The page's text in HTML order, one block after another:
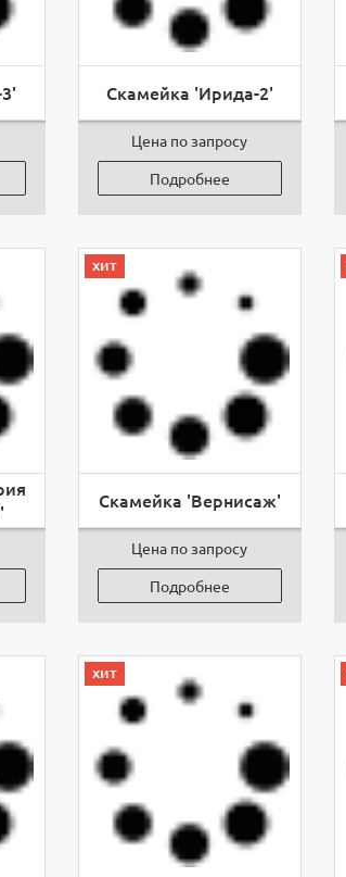
Скамейка 'Ирида-2'
Цена по запросу
Подробнее
хит
Скамейка 'Вернисаж'
Цена по запросу
Подробнее
хит